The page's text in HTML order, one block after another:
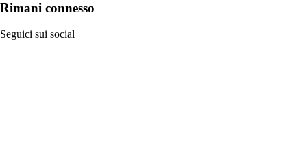
Rimani connesso
Seguici sui social